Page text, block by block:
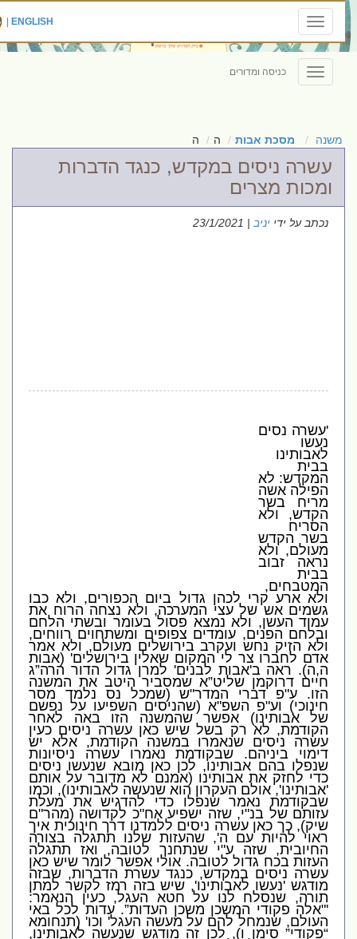
Toggle
navigation
ENGLISH
|
Toggle
navigation
כניסה ומדורים
משנה מסכת אבות ה ה
עשרה ניסים במקדש, כנגד הדברות
ומכות מצרים
נכתב על ידייניב| 23/1/2021
עשרה נסים
נעשו
לאבותינו
בבית
המקדש:לא
הפילה אשה
מריח בשר
הקדש,ולא
הסריח
בשר הקדש
מעולם,ולא
נראה זבוב
בבית
המטבחים,
ולא ארע קרי לכהן גדול ביום הכפורים,ולא כבו
גשמים אש של עצי המערכה,ולא נצחה הרוח את
עמוד העשן,ולא נמצא פסול בעומר ובשתי הלחם
ובלחם הפנים,עומדים צפופים ומשתחוים רווחים,
ולא הזיק נחש ועקרב בירושלים מעולם,ולא אמר
אדם לחברו צר לי המקום שאלין בירושלים' (אבות
ה).ראה ב אבות לבנים'למרן גדול הדור הרה”ג
חיים דרוקמן שליט”א שמסביר היטב את המשנה
הזו.ע "פ דברי המדר"ש( שמכל נס נלמד מסר
חינוכי)וע "פ השפ"א( שהניסים השפיעו על נפשם
של אבותינו) אפשר שהמשנה הזו באה לאחר
הקודמת,לא רק בשל שיש כאן עשרה ניסים כעין
עשרה ניסים שנאמרו במשנה הקודמת,אלא יש
דימוי ביניהם.שבקודמת נאמרו עשרה ניסיונות
שנפלו בהם אבותינו,לכן כאן מובא שנעשו ניסים
כדי לחזק את אבותינו(אמנם לא מדובר על אותם
אבותינו',אולם העקרון הוא שנעשה לאבותינו),וכמו
שבקודמת נאמר שנפלו כדי להדגיש את מעלת
עזותם של בנ"י,שזה ישפיע אח"כ לקדושה(מהר"ם
שיק),כך כאן עשרה ניסים ללמדנו דרך חינוכית איך
ראוי להיות עם ה ',שהעזותשלנו תתגלה בצורה
החיובית,שזה ע "י שנתחנך לטובה,ואז תתגלה
העזות בכח גדול לטובה.אולי אפשר לומר שיש כאן
עשרה ניסים במקדש,כנגד עשרת הדברות,שבזה
מודגש'נעשו לאבותינו',שיש בזה רמז לקשר למתן
תורה,שנסלח לנו על חטא העגל,כעין הנאמר:
אלה פקודי המשכן משכן העדות”. עדות לכל באי
העולם,שנמחל להם על מעשה העגל'וכו' (תנחומא
“פקודי” סימן ו),לכן זה מודגש שנעשה לאבותינו,